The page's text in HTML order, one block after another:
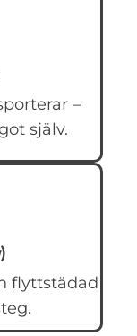
–
själv.
flyttstädad